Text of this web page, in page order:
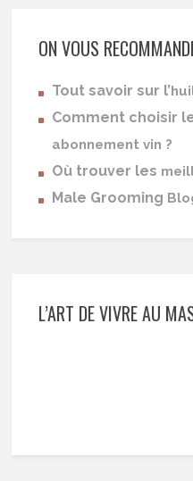
ON VOUS
Tout savoir sur l’
Comment choisir
abonnement vin ?
Où trouver les
Male Grooming
L’ART DE VIVRE AU